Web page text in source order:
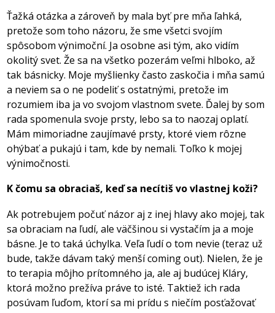
Ťažká otázka a zároveň by mala byť pre mňa ľahká,
pretože som toho názoru, že sme všetci svojím
spôsobom výnimoční. Ja osobne asi tým, ako vidím
okolitý svet. Že sa na všetko pozerám veľmi hlboko, až
tak básnicky. Moje myšlienky často zaskočia i mňa samú
a neviem sa o ne podeliť s ostatnými, pretože im
rozumiem iba ja vo svojom vlastnom svete. Ďalej by som
rada spomenula svoje prsty, lebo sa to naozaj oplatí.
Mám mimoriadne zaujímavé prsty, ktoré viem rôzne
ohýbať a pukajú i tam, kde by nemali. Toľko k mojej
výnimočnosti.
K čomu sa obraciaš, keď sa necítiš vo vlastnej koži?
Ak potrebujem počuť názor aj z inej hlavy ako mojej, tak
sa obraciam na ľudí, ale väčšinou si vystačím ja a moje
básne. Je to taká úchylka. Veľa ľudí o tom nevie (teraz už
bude, takže dávam taký menší coming out). Nielen, že je
to terapia môjho prítomného ja, ale aj budúcej Kláry,
ktorá možno prežíva práve to isté. Taktiež ich rada
posúvam ľuďom, ktorí sa mi prídu s niečím posťažovať